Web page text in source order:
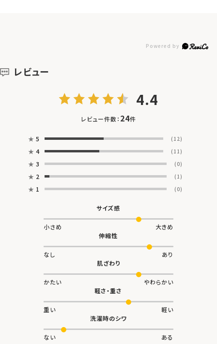
レビュー
4.4
レビュー件数： 24件
★ 5 (12)
★ 4 (11)
★ 3 (0)
★ 2 (1)
★ 1 (0)
サイズ感
小さめ
大きめ
伸縮性
なし
あり
肌ざわり
かたい
やわらかい
軽さ・重さ
重い
軽い
洗濯時のシワ
ない ある